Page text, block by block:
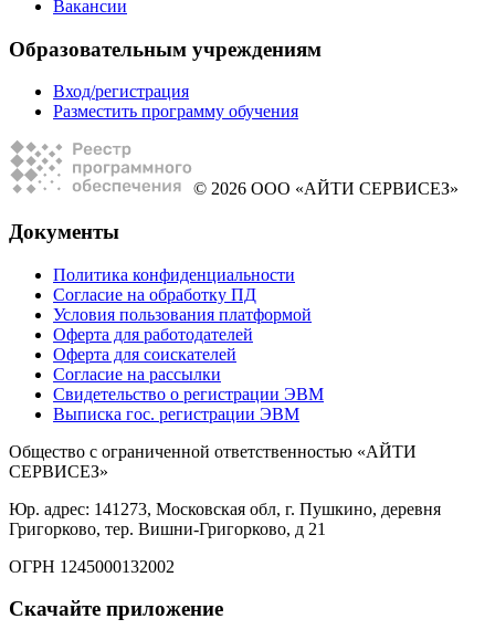
Вакансии
Образовательным учреждениям
Вход/регистрация
Разместить программу обучения
© 2026 ООО «АЙТИ СЕРВИСЕЗ»
Документы
Политика конфиденциальности
Согласие на обработку ПД
Условия пользования платформой
Оферта для работодателей
Оферта для соискателей
Согласие на рассылки
Свидетельство о регистрации ЭВМ
Выписка гос. регистрации ЭВМ
Общество с ограниченной ответственностью «АЙТИ
СЕРВИСЕЗ»
Юр. адрес: 141273, Московская обл, г. Пушкино, деревня
Григорково, тер. Вишни-Григорково, д 21
ОГРН 1245000132002
Скачайте приложение